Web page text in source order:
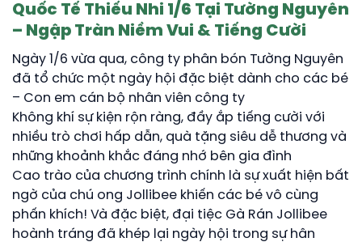
Quốc Tế Thiếu Nhi 1/6 Tại Tường Nguyên
– Ngập Tràn Niềm Vui & Tiếng Cười
Ngày 1/6 vừa qua, công ty phân bón Tường Nguyên
đã tổ chức một ngày hội đặc biệt dành cho các bé
– Con em cán bộ nhân viên công ty
Không khí sự kiện rộn ràng, đầy ắp tiếng cười với
nhiều trò chơi hấp dẫn, quà tặng siêu dễ thương và
những khoảnh khắc đáng nhớ bên gia đình
Cao trào của chương trình chính là sự xuất hiện bất
ngờ của chú ong Jollibee khiến các bé vô cùng
phấn khích! Và đặc biệt, đại tiệc Gà Rán Jollibee
hoành tráng đã khép lại ngày hội trong sự hân